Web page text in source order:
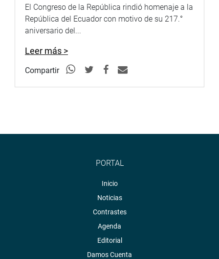
El Congreso de la República rindió homenaje a la
República del Ecuador con motivo de su 217.°
aniversario del...
Leer más >
Compartir
PORTAL
Inicio
Noticias
Contrastes
Agenda
Editorial
Damos Cuenta